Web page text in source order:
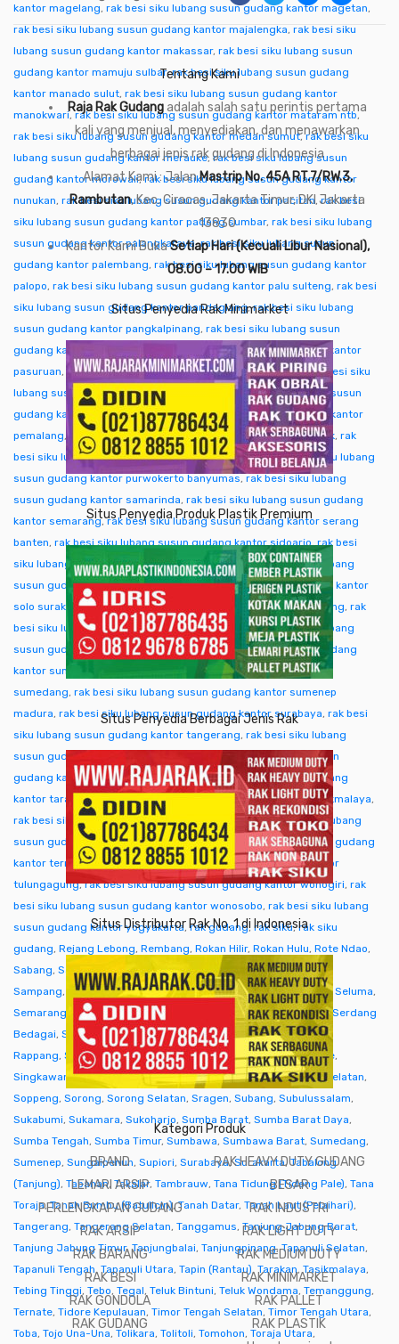
kantor magelang, rak besi siku lubang susun gudang kantor magetan,
rak besi siku lubang susun gudang kantor majalengka, rak besi siku
lubang susun gudang kantor makassar, rak besi siku lubang susun
gudang kantor mamuju sulbar,rak besi siku lubang susun gudang
kantor manado sulut, rak besi siku lubang susun gudang kantor
manokwari,rak besi siku lubang susun gudang kantor mataram ntb,
rak besi siku lubang susun gudang kantor medan sumut,rak besi siku
lubang susun gudang kantor merauke,rak besi siku lubang susun
gudang kantor morowali,rak besi siku lubang susun gudang kantor
nunukan, rak besi siku lubang susun gudang kantor pacitan,rak besi
siku lubang susun gudang kantor padang sumbar, rak besi siku lubang
susun gudang kantor palangkaraya,rak besi siku lubang susun
gudang kantor palembang, rak besi siku lubang susun gudang kantor
palopo, rak besi siku lubang susun gudang kantor palu sulteng, rak besi
siku lubang susun gudang kantor pandeglang,rak besi siku lubang
susun gudang kantor pangkalpinang, rak besi siku lubang susun
gudang kantor pare-pare
rak besi siku lubang susun gudang kantor
pasuruan, rak besi siku lubang susun gudang kantor pati,rak besi siku
lubang susun gudang kantor pekalongan
rak besi siku lubang susun
gudang kantor pekanbaru,rak besi siku lubang susun gudang kantor
pemalang, rak besi siku lubang susun gudang kantor pontianak, rak
besi siku lubang susun gudang kantor purwakarta,rak besi siku lubang
susun gudang kantor purwokerto banyumas, rak besi siku lubang
susun gudang kantor samarinda, rak besi siku lubang susun gudang
kantor semarang,rak besi siku lubang susun gudang kantor serang
banten, rak besi siku lubang susun gudang kantor sidoarjo,rak besi
siku lubang susun gudang kantor singkawang,rak besi siku lubang
susun gudang kantor sofifi,rak besi siku lubang susun gudang kantor
solo surakarta,rak besi siku lubang susun gudang kantor sorong, rak
besi siku lubang susun gudang kantor subang,rak besi siku lubang
susun gudang kantor sukabumi,rak besi siku lubang susun gudang
kantor sumba ntt
rak besi siku lubang susun gudang kantor
sumedang, rak besi siku lubang susun gudang kantor sumenep
madura, rak besi siku lubang susun gudang kantor surabaya, rak besi
siku lubang susun gudang kantor tangerang, rak besi siku lubang
susun gudang kantor tangjung selor
rak besi siku lubang susun
gudang kantor tanjungpinang,rak besi siku lubang susun gudang
kantor tarakan, rak besi siku lubang susun gudang kantor tasikmalaya,
rak besi siku lubang susun gudang kantor tegal,rak besi siku lubang
susun gudang kantor temanggung,rak besi siku lubang susun gudang
kantor ternate tidore,rak besi siku lubang susun gudang kantor
tulungagung,rak besi siku lubang susun gudang kantor wonogiri, rak
besi siku lubang susun gudang kantor wonosobo, rak besi siku lubang
susun gudang kantor yogyakarta,rak gudang, rak siku,rak siku
gudang, Rejang Lebong, Rembang, Rokan Hilir, Rokan Hulu, Rote Ndao,
Sabang, Sabu Raijua ,Salatiga,Samarinda,Sambas,Samosir,
Sampang, Sanggau,Sarmi,Sarolangun,Sawahlunto,Sekadau,Seluma,
Semarang
Seram Bagian Barat Seram Bagian Timur,Serang,Serdang
Bedagai, Seruyan (Kuala Pembuang),Siak, Sibolga,Sidenreng
Rappang, Sidoarjo,Sigi,Sijunjung,Sikka,Simalungun,Simeulue,
Singkawang,Sinjai,Sintang,Situbondo,Sleman,Solok,Solok Selatan,
Soppeng, Sorong, Sorong Selatan, Sragen, Subang, Subulussalam,
Sukabumi, Sukamara, Sukoharjo, Sumba Barat, Sumba Barat Daya,
Sumba Tengah, Sumba Timur, Sumbawa, Sumbawa Barat, Sumedang,
Sumenep, Sungaipenuh, Supiori, Surabaya,Surakarta,Tabalong
(Tanjung), Tabanan, Takalar, Tambrauw, Tana Tidung (Tideng Pale), Tana
Toraja,Tanah Bumbu (Batulicin),Tanah Datar, Tanah Laut (Pelaihari),
Tangerang, Tangerang Selatan, Tanggamus, Tanjung Jabung Barat,
Tanjung Jabung Timur,Tanjungbalai, Tanjungpinang,Tapanuli Selatan,
Tapanuli Tengah, Tapanuli Utara, Tapin (Rantau), Tarakan,Tasikmalaya,
Tebing Tinggi, Tebo, Tegal, Teluk Bintuni, Teluk Wondama, Temanggung,
Ternate, Tidore Kepulauan, Timor Tengah Selatan, Timor Tengah Utara,
Toba, Tojo Una-Una, Tolikara, Tolitoli, Tomohon, Toraja Utara,
Tentang Kami
Raja Rak Gudangadalah salah satu perintis pertama
kali yang menjual, menyediakan, dan menawarkan
berbagai jenis rak gudang di Indonesia
Alamat Kami : JalanMastrip No. 45A RT.7/RW.3,
Rambutan, Kec. Ciracas, Jakarta Timur, DKI Jakarta
13830
Kantor Kami BukaSetiap Hari (Kecuali Libur Nasional),
08.00 – 17.00 WIB
Situs Penyedia Rak Minimarket
Situs Penyedia Produk Plastik Premium
Situs Penyedia Berbagai Jenis Rak
Situs Distributor Rak No. 1 di Indonesia
Kategori Produk
BRAND
LEMARI ARSIP
PERLENGKAPAN GUDANG
RAK ARSIP
RAK BARANG
RAK BESI
RAK GONDOLA
RAK GUDANG
RAK HEAVY DUTY GUDANG
BESAR
RAK INDUSTRI
RAK LIGHT DUTY
RAK MEDIUM DUTY
RAK MINIMARKET
RAK PALLET
RAK PLASTIK